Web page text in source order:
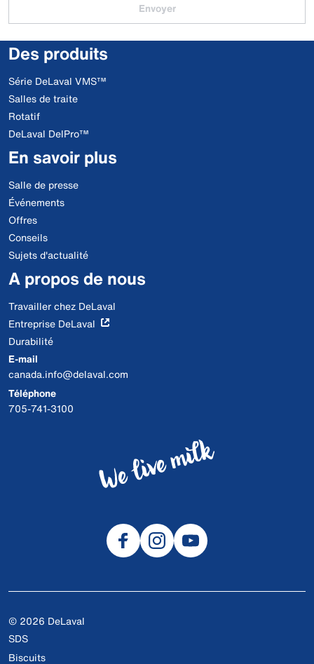
Envoyer
Des produits
Série DeLaval VMS™
Salles de traite
Rotatif
DeLaval DelPro™
En savoir plus
Salle de presse
Événements
Offres
Conseils
Sujets d'actualité
A propos de nous
Travailler chez DeLaval
Entreprise DeLaval
Durabilité
E-mail
canada.info@delaval.com
Téléphone
705-741-3100
© 2026 DeLaval
SDS
Biscuits